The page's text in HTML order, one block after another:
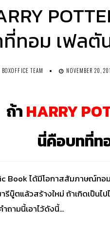
ทอม เฟลตั
TEAM NOVEMBER 20,
ถ้าHARRY
นี่คือบทที่ท
Book ได้มีโอกาสสัมภาษณ์ทอ
รีบู๊ตแล้วสร้างใหม่ ถ้าเกิดเป็นไ
ถามนี้เอาไว้ดังนี้…